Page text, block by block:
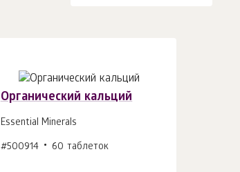
Органический кальций
Essential Minerals
#500914 60 таблеток
В корзину 1шт.